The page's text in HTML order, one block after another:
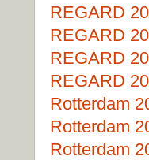
REGARD
REGARD
REGARD
REGARD
Rotterdam
Rotterdam
Rotterdam